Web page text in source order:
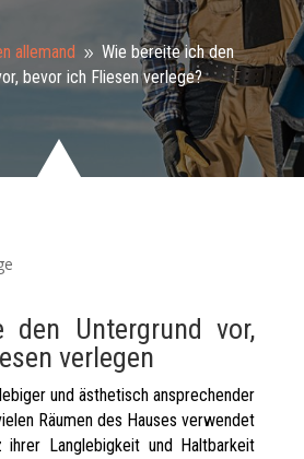
allemand 9 Wie bereite ich den
bevor ich Fliesen verlege?
den Untergrund vor,
verlegen
und ästhetisch ansprechender
Räumen des Hauses verwendet
ihrer Langlebigkeit und Haltbarkeit